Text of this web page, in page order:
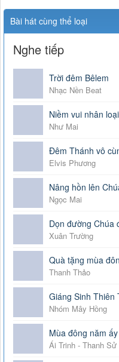
Bài hát cùng thể loại
Nghe tiếp
Trời đêm Bêlem
Nhạc Nền Beat
Niềm vui nhân loại
Như Mai
Đêm Thánh vô
Elvis Phương
Nâng hồn lên
Ngọc Mai
Dọn đường Chúa
Xuân Trường
Quà tặng mùa
Thanh Thảo
Giáng Sinh Thiên
Nhóm Mây Hồng
Mùa đông năm ấy
Ái Trinh - Thanh Sử